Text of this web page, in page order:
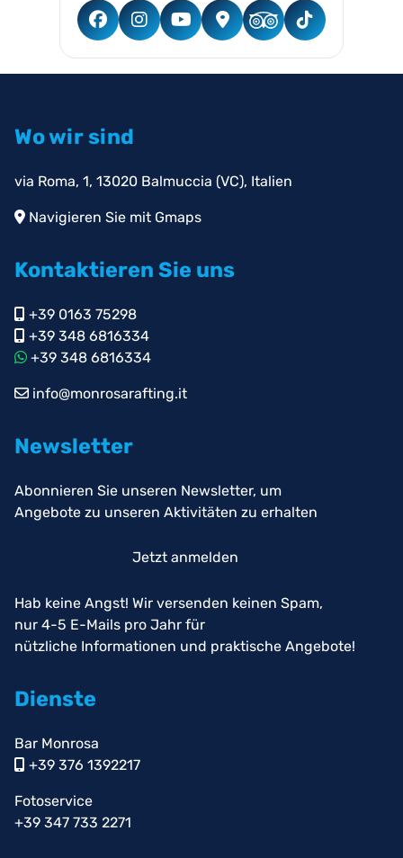
Wo wir sind
via Roma, 1, 13020 Balmuccia (VC), Italien
Navigieren Sie mit Gmaps
Kontaktieren Sie uns
+39 0163 75298
+39 348 6816334
+39 348 6816334
info@monrosarafting.it
Newsletter
Abonnieren Sie unseren Newsletter, um
Angebote zu unseren Aktivitäten zu erhalten
Jetzt anmelden
Hab keine Angst! Wir versenden keinen Spam,
nur 4-5 E-Mails pro Jahr für
nützliche Informationen und praktische Angebote!
Dienste
Bar Monrosa
+39 376 1392217
Fotoservice
+39 347 733 2271